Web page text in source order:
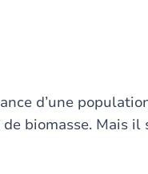
d’une
biomasse. Mais